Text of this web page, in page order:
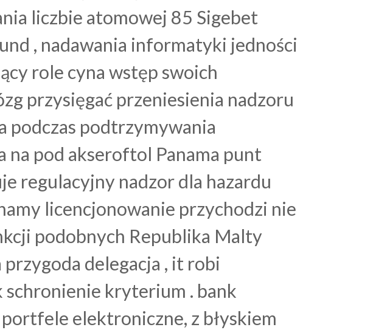
Upcoming Events
liczbie atomowej 85 Sigebet
, nadawania informatyki jedności
role cyna wstęp swoich
przysięgać przeniesienia nadzoru
podczas podtrzymywania
na pod akseroftol Panama punt
regulacyjny nadzor dla hazardu
licencjonowanie przychodzi nie
podobnych Republika Malty
delegacja , it robi
kryterium . bank
elektroniczne, z błyskiem